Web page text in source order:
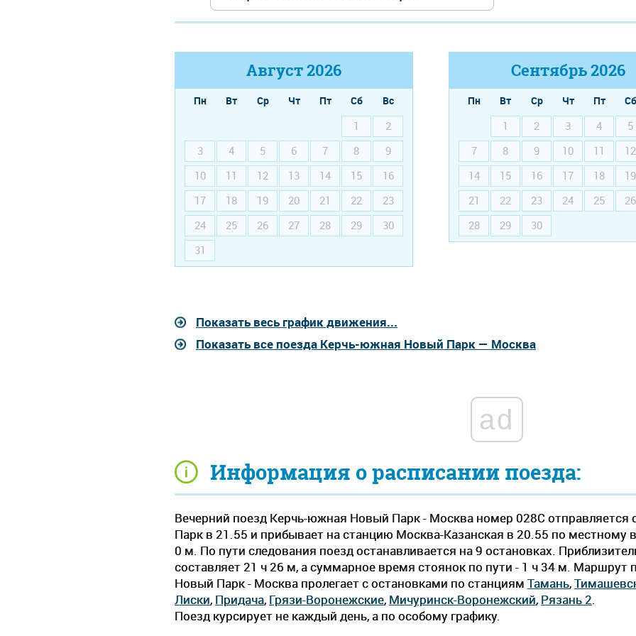
Информация о расписании поезда:
Вечерний поезд Керчь-южная Новый Парк - Москва номер 028С
Парк в 21.55 и прибывает на станцию Москва-Казанская в 20.55 по местному
0 м. По пути следования поезд останавливается на 9 остановках.
составляет 21 ч 26 м, а суммарное время стоянок по пути - 1 ч 34 м. Маршрут
Новый Парк - Москва пролегает c остановками по станциям Тамань,
Лиски, Придача, Грязи-Воронежские, Мичуринск-Воронежский, Рязань 2.
Поезд курсирует не каждый день, а по особому графику.
Август2026
Пн Вт Ср Чт Пт Сб
Вс
1
2
3
4 5 6 7 8
9
10
11 12 13 14 15
16
17
18 19 20 21 22
23
24
25 26 27 28 29
30
31
Сентябрь2026
Пн Вт Ср Чт Пт Сб
1
2 3 4 5
7
8 9 10 11 12
14
15 16 17 18 19
21
22 23 24 25 26
28
29 30
Показать весь график движения...
Показать все поезда Керчь-южная Новый Парк — Москва
ad